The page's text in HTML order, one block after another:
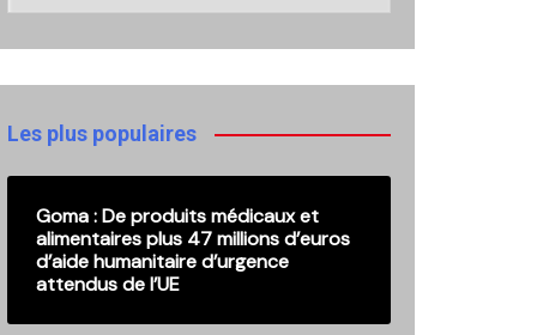
anciennes
publications
Les plus populaires
Goma : De produits médicaux et
alimentaires plus 47 millions d’euros
d’aide humanitaire d’urgence
attendus de l’UE